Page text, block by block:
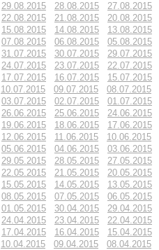
29.08.2015 28.08.2015 27.08.2015
22.08.2015 21.08.2015 20.08.2015
15.08.2015 14.08.2015 13.08.2015
07.08.2015 06.08.2015 05.08.2015
31.07.2015 30.07.2015 29.07.2015
24.07.2015 23.07.2015 22.07.2015
17.07.2015 16.07.2015 15.07.2015
10.07.2015 09.07.2015 08.07.2015
03.07.2015 02.07.2015 01.07.2015
26.06.2015 25.06.2015 24.06.2015
19.06.2015 18.06.2015 17.06.2015
12.06.2015 11.06.2015 10.06.2015
05.06.2015 04.06.2015 03.06.2015
29.05.2015 28.05.2015 27.05.2015
22.05.2015 21.05.2015 20.05.2015
15.05.2015 14.05.2015 13.05.2015
08.05.2015 07.05.2015 06.05.2015
01.05.2015 30.04.2015 29.04.2015
24.04.2015 23.04.2015 22.04.2015
17.04.2015 16.04.2015 15.04.2015
10.04.2015 09.04.2015 08.04.2015